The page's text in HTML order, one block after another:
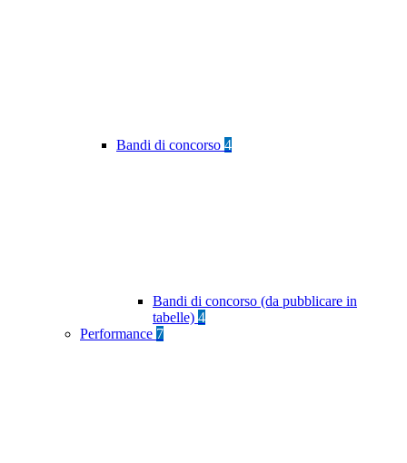
Bandi di concorso 4
Bandi di concorso (da pubblicare in
tabelle) 4
Performance 7